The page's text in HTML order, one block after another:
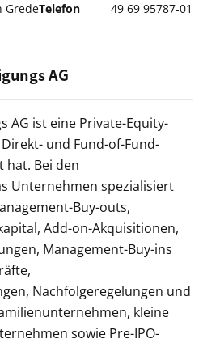
GredeTelefon 49 69 95787-01
AG
AG ist eine Private-Equity-
und Fund-of-Fund-
hat. Bei den
Unternehmen spezialisiert
Buy-outs,
Add-on-Akquisitionen,
Management-Buy-ins
Nachfolgeregelungen und
kleine
sowie Pre-IPO-